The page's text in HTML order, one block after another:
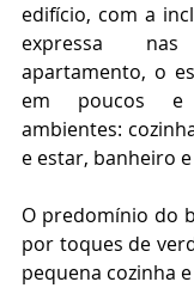
edifício, com a
expressa
apartamento, o
em poucos e
ambientes:
e estar, banheiro
O predomínio do
por toques de
pequena cozinha